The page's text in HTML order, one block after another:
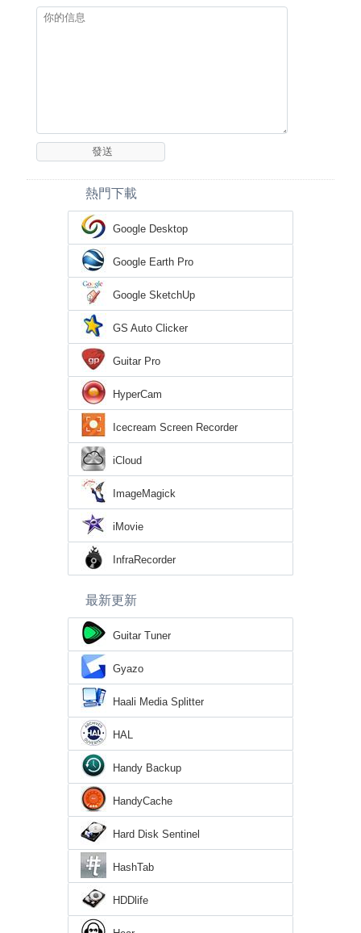
熱門下載
Google Desktop
Google Earth Pro
Google SketchUp
GS Auto Clicker
Guitar Pro
HyperCam
Icecream Screen Recorder
iCloud
ImageMagick
iMovie
InfraRecorder
最新更新
Guitar Tuner
Gyazo
Haali Media Splitter
HAL
Handy Backup
HandyCache
Hard Disk Sentinel
HashTab
HDDlife